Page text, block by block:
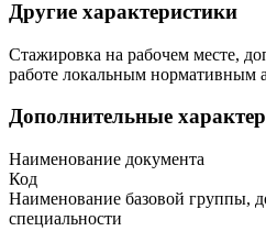
Другие характеристики
Стажировка на рабочем месте,
работе локальным нормативным
Дополнительные
Наименование документа
Код
Наименование базовой группы,
специальности